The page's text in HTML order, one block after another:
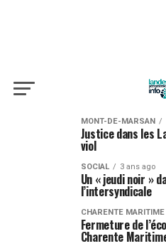
MONT-DE-MARSAN
Justice dans les
viol
SOCIAL 3 ans ago
Un « jeudi noir »
l’intersyndicale
CHARENTE MARITIME
Fermeture de
Charente